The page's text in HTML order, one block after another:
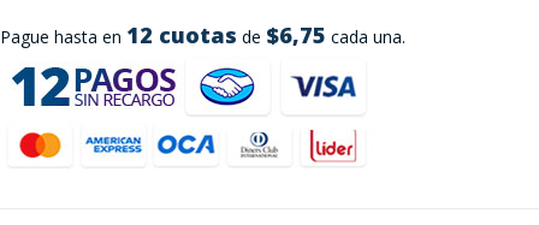
Pague hasta en 12 cuotas de $6,75 cada una.